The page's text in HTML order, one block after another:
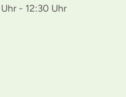
- 12:30 Uhr